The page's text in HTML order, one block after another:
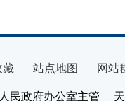
藏 | 站点地图 | 网站
民政府办公室主管 天